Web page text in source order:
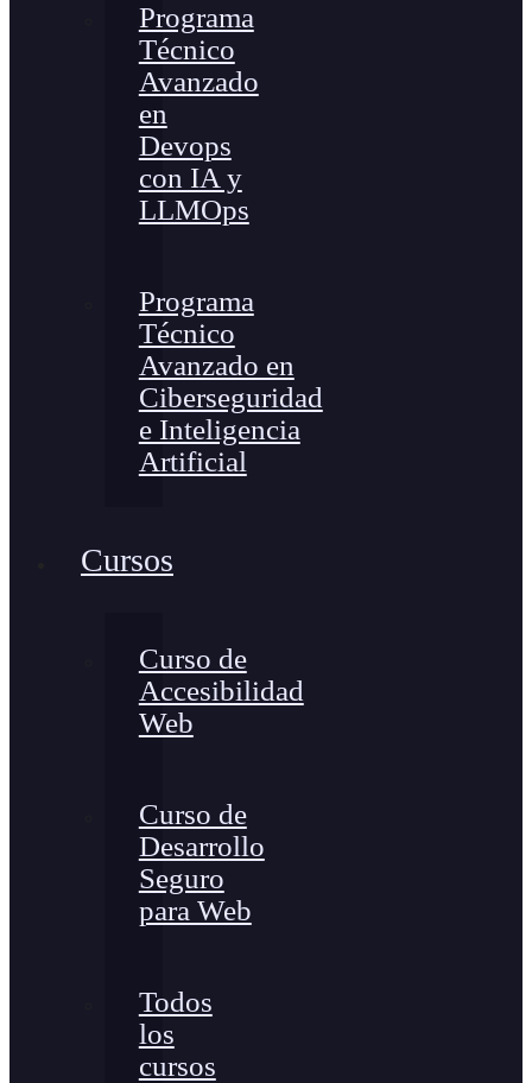
Programa
Técnico
Avanzado
en
Devops
con IA y
LLMOps
Programa
Técnico
Avanzado en
Ciberseguridad
e Inteligencia
Artificial
Cursos
Curso de
Accesibilidad
Web
Curso de
Desarrollo
Seguro
para Web
Todos
los
cursos